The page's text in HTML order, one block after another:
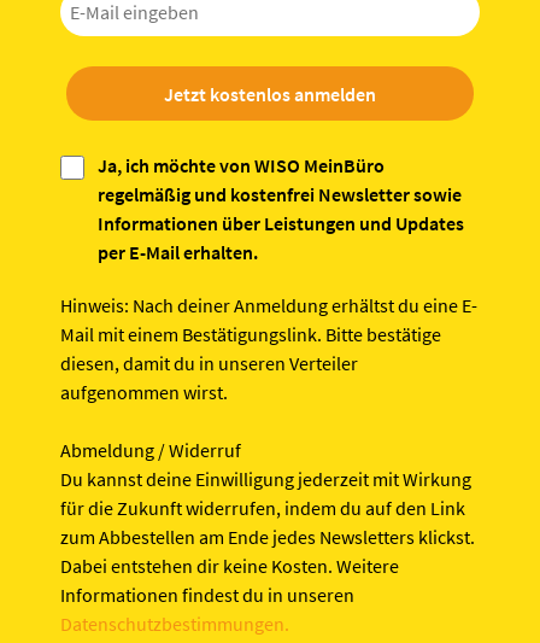
Ja, ich möchte von WISO MeinBüro
regelmäßig und kostenfrei Newsletter sowie
Informationen über Leistungen und Updates
per E-Mail erhalten.
Jetzt kostenlos anmelden
Hinweis: Nach deiner Anmeldung erhältst du eine E-
Mail mit einem Bestätigungslink. Bitte bestätige
diesen, damit du in unseren Verteiler
aufgenommen wirst.
Abmeldung / Widerruf
Du kannst deine Einwilligung jederzeit mit Wirkung
für die Zukunft widerrufen, indem du auf den Link
zum Abbestellen am Ende jedes Newsletters klickst.
Dabei entstehen dir keine Kosten. Weitere
Informationen findest du in unseren
Datenschutzbestimmungen.